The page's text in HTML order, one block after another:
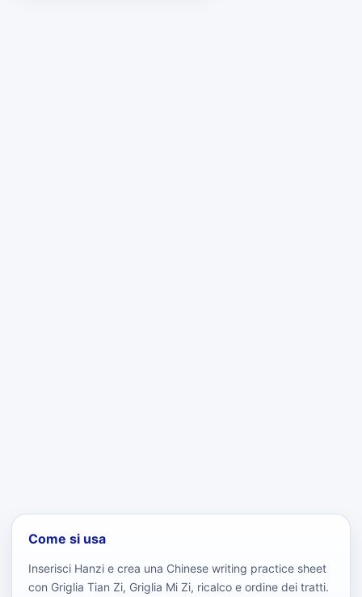
Come si usa
Inserisci Hanzi e crea una Chinese writing practice sheet
con Griglia Tian Zi, Griglia Mi Zi, ricalco e ordine dei tratti.